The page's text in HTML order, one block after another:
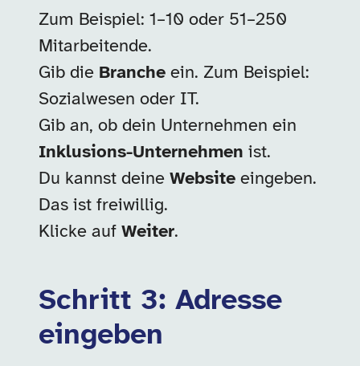
Zum Beispiel: 1–10 oder 51–250
Mitarbeitende.
Gib die Branche ein. Zum Beispiel:
Sozialwesen oder IT.
Gib an, ob dein Unternehmen ein
Inklusions-Unternehmen ist.
Du kannst deine Website eingeben.
Das ist freiwillig.
Klicke auf Weiter.
Schritt 3: Adresse
eingeben